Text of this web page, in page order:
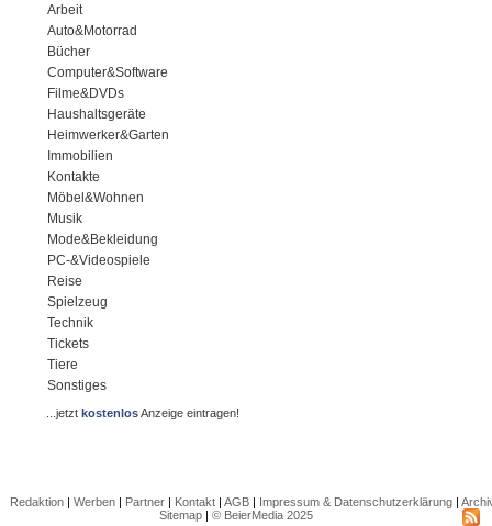
Arbeit
Auto&Motorrad
Bücher
Computer&Software
Filme&DVDs
Haushaltsgeräte
Heimwerker&Garten
Immobilien
Kontakte
Möbel&Wohnen
Musik
Mode&Bekleidung
PC-&Videospiele
Reise
Spielzeug
Technik
Tickets
Tiere
Sonstiges
...jetztkostenlosAnzeige eintragen!
Redaktion| Werben| Partner| Kontakt| AGB| Impressum & Datenschutzerklärung|
Sitemap| © BeierMedia 2025